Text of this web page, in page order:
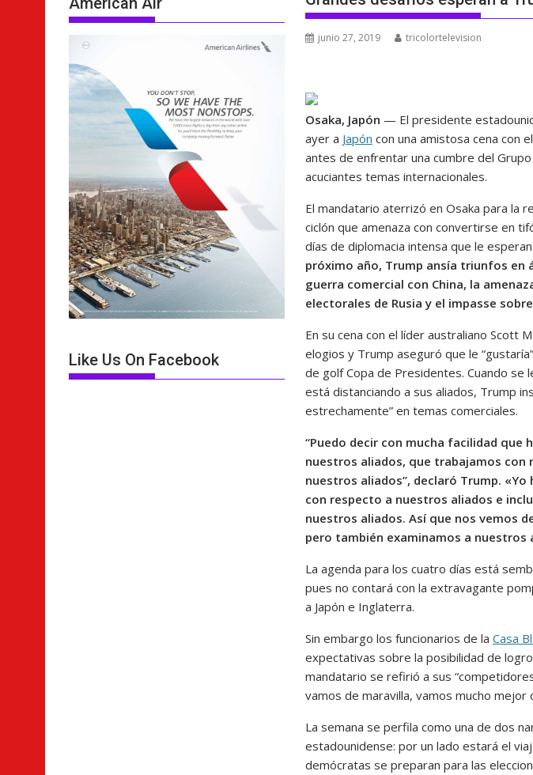
junio 27, 2019 tricolortelevision
Osaka, Japón — El presidente
ayer a Japón con una amistosa cena con
antes de enfrentar una cumbre del
acuciantes temas internacionales.
El mandatario aterrizó en Osaka para la
ciclón que amenaza con convertirse en
días de diplomacia intensa que le esperan.
próximo año, Trump ansía triunfos en
guerra comercial con China, la
electorales de Rusia y el impasse
En su cena con el líder australiano Scott
elogios y Trump aseguró que le
de golf Copa de Presidentes. Cuando se
está distanciando a sus aliados, Trump
estrechamente” en temas comerciales.
“Puedo decir con mucha facilidad que
nuestros aliados, que trabajamos con
nuestros aliados”, declaró Trump.
con respecto a nuestros aliados e
nuestros aliados. Así que nos vemos
pero también examinamos a nuestros
La agenda para los cuatro días está
pues no contará con la extravagante
a Japón e Inglaterra.
Sin embargo los funcionarios de la Casa
expectativas sobre la posibilidad de
mandatario se refirió a sus
vamos de maravilla, vamos mucho mejor
La semana se perfila como una de dos
estadounidense: por un lado estará el
demócratas se preparan para las
Like Us On Facebook